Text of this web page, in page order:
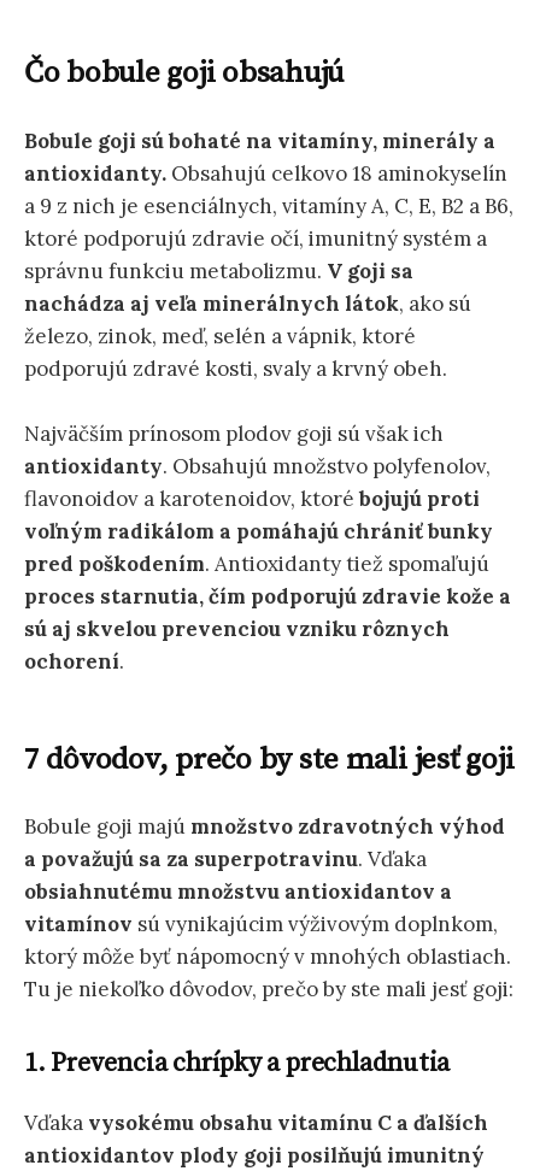
Čo bobule goji obsahujú
Bobule goji sú bohaté na vitamíny, minerály a
antioxidanty. Obsahujú celkovo 18 aminokyselín
a 9 z nich je esenciálnych, vitamíny A, C, E, B2 a B6,
ktoré podporujú zdravie očí, imunitný systém a
správnu funkciu metabolizmu. V goji sa
nachádza aj veľa minerálnych látok, ako sú
železo, zinok, meď, selén a vápnik, ktoré
podporujú zdravé kosti, svaly a krvný obeh.
Najväčším prínosom plodov goji sú však ich
antioxidanty. Obsahujú množstvo polyfenolov,
flavonoidov a karotenoidov, ktorébojujú proti
voľným radikálom a pomáhajú chrániť bunky
pred poškodením. Antioxidanty tiež spomaľujú
proces starnutia, čím podporujú zdravie kože a
sú aj skvelou prevenciou vzniku rôznych
ochorení.
7 dôvodov, prečo by ste mali jesť goji
Bobule goji majú množstvo zdravotných výhod
a považujú sa za superpotravinu. Vďaka
obsiahnutému množstvu antioxidantov a
vitamínov sú vynikajúcim výživovým doplnkom,
ktorý môže byť nápomocný v mnohých oblastiach.
Tu je niekoľko dôvodov, prečo by ste mali jesť goji:
1. Prevencia chrípky a prechladnutia
Vďaka vysokému obsahu vitamínu C a ďalších
antioxidantov plody goji posilňujú imunitný